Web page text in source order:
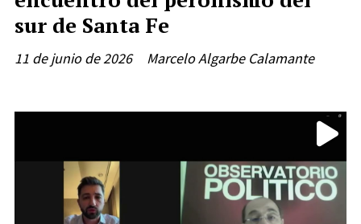
sur de Santa Fe
Marcelo Algarbe Calamante
11 de junio de 2026